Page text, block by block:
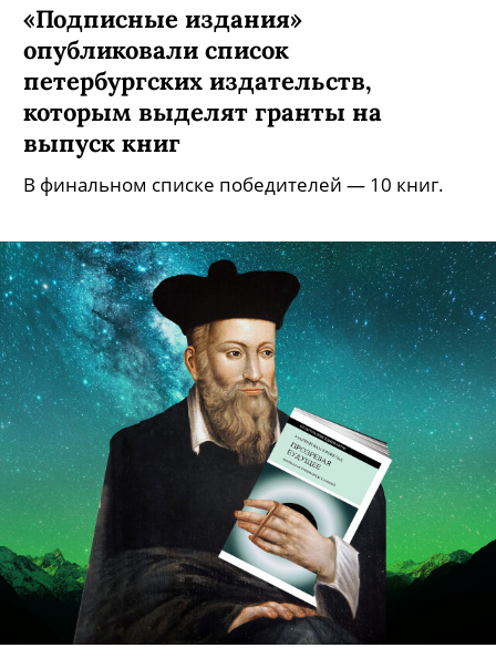
«Подписные издания»
опубликовали список
петербургских издательств,
которым выделят гранты на
выпуск книг
В финальном списке победителей — 10 книг.